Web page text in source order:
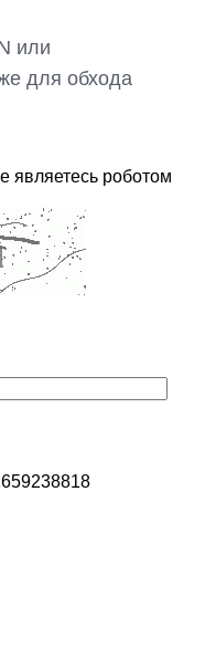
или
для обхода
являетесь роботом